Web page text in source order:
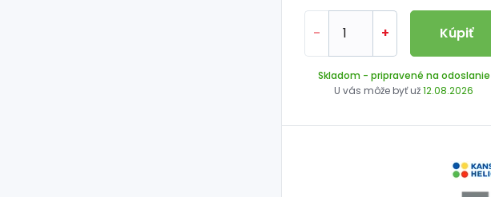
- + Kúpiť
Skladom - pripravené na odoslanie
U vás môže byť už12.08.2026